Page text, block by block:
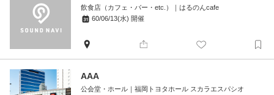
飲食店（カフェ・バー・etc.） ｜ はるのんcafe
60/06/13(水) 開催
AAA
公会堂・ホール ｜ 福岡トヨタホール スカラエスパシオ